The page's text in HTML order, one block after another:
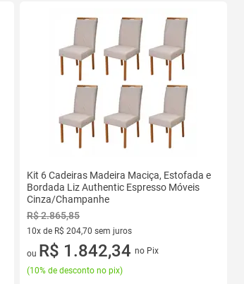
Kit 6 Cadeiras Madeira Maciça, Estofada e
Bordada Liz Authentic Espresso Móveis
Cinza/Champanhe
R$ 2.865,85
10x de R$ 204,70 sem juros
10 vez de R$ 204,70 sem juros
ou R$ 1.842,34 no Pix
(10% de desconto no pix)